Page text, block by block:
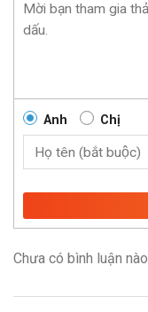
Anh Chị
Chưa có bình luận nào